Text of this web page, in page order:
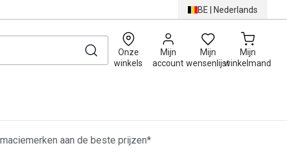
BE | Nederlands
Onze
winkels
Mijn
account
Mijn
wensenlijst
Mijn
winkelmand
0
aan de beste prijzen*